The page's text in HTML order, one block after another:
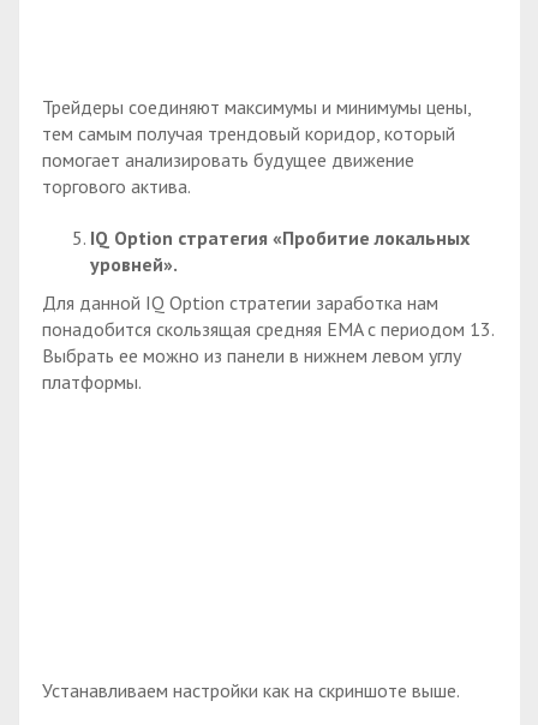
Трейдеры соединяют максимумы и минимумы цены,
тем самым получая трендовый коридор, который
помогает анализировать будущее движение
торгового актива.
IQ Option стратегия «Пробитие локальных
уровней».
Для данной IQ Option стратегии заработка нам
понадобится скользящая средняя EMA с периодом 13.
Выбрать ее можно из панели в нижнем левом углу
платформы.
Устанавливаем настройки как на скриншоте выше.